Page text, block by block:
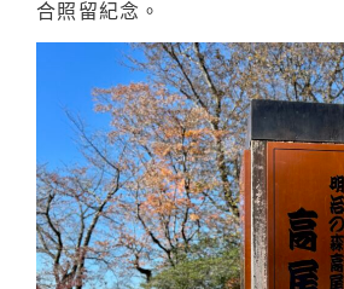
合照留紀念。